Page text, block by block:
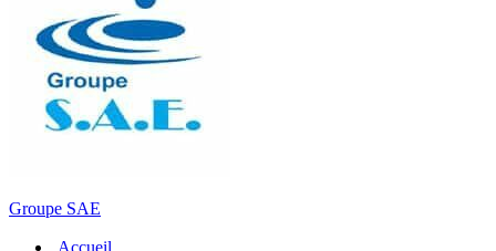
Groupe SAE
Accueil